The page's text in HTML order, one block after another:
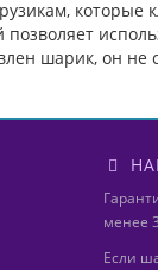
которые
шарик, он не
менее
Если